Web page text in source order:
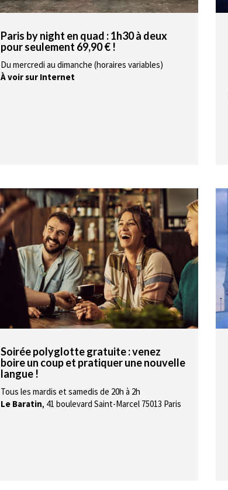
Paris by night en quad : 1h30 à deux
pour seulement 69,90 € !
Du mercredi au dimanche (horaires variables)
À voir sur Internet
Soirée polyglotte gratuite : venez
boire un coup et pratiquer une nouvelle
langue !
Tous les mardis et samedis de 20h à 2h
Le Baratin, 41 boulevard Saint-Marcel 75013 Paris